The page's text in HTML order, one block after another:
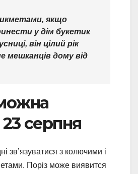
якщо
у дім букетик
він цілий рік
мешканців дому від
серпня
зв’язуватися з колючими і
Поріз може виявится